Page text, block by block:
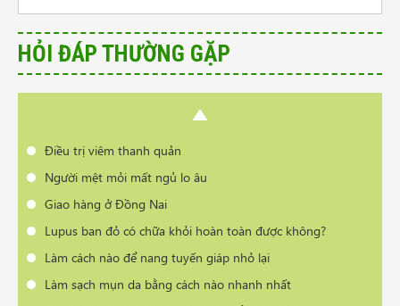
HỎI ĐÁP THƯỜNG GẶP
Lupus ban đỏ có chữa khỏi hoàn toàn được không?
Làm cách nào để nang tuyến giáp nhỏ lại
Làm sạch mụn da bằng cách nào nhanh nhất
Có phải bị thoái hóa cột sống khi đổi thời tiết?
Cần tư vấn sản phẩm trị vẩy nến da đầu
Điều trị viêm thanh quản
Người mệt mỏi mất ngủ lo âu
Giao hàng ở Đồng Nai
Lupus ban đỏ có chữa khỏi hoàn toàn được không?
Làm cách nào để nang tuyến giáp nhỏ lại
Làm sạch mụn da bằng cách nào nhanh nhất